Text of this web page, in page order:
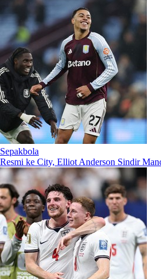
Sepakbola
Resmi ke City, Elliot Anderson Sindir